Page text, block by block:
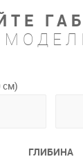
МОДЕЛІ
см)
ГЛИБИНА